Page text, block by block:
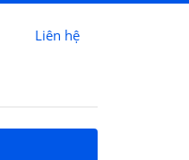
Liên hệ